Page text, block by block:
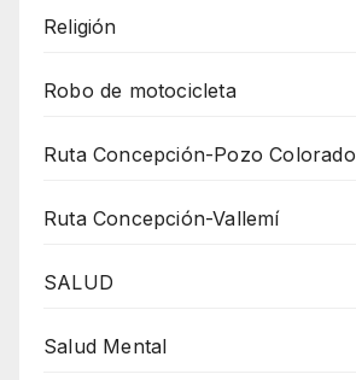
Religión
Robo de motocicleta
Ruta Concepción-Pozo Colorado
Ruta Concepción-Vallemí
SALUD
Salud Mental